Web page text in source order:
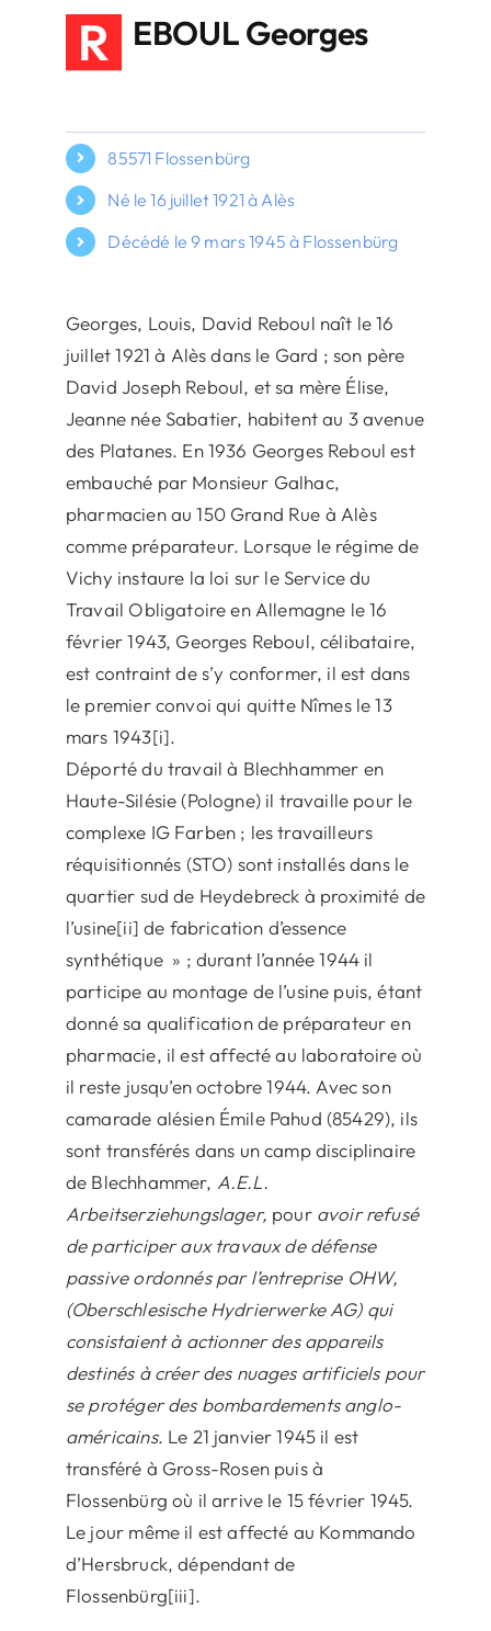
R EBOUL Georges
85571 Flossenbürg
Né le 16 juillet 1921 à Alès
Décédé le 9 mars 1945 à Flossenbürg
Georges, Louis, David Reboul naît le 16
juillet 1921 à Alès dans le Gard ; son père
David Joseph Reboul, et sa mère Élise,
Jeanne née Sabatier, habitent au 3 avenue
des Platanes. En 1936 Georges Reboul est
embauché par Monsieur Galhac,
pharmacien au 150 Grand Rue à Alès
comme préparateur. Lorsque le régime de
Vichy instaure la loi sur le Service du
Travail Obligatoire en Allemagne le 16
février 1943, Georges Reboul, célibataire,
est contraint de s’y conformer, il est dans
le premier convoi qui quitte Nîmes le 13
mars 1943[i].
Déporté du travail à Blechhammer en
Haute-Silésie (Pologne) il travaille pour le
complexe IG Farben ; les travailleurs
réquisitionnés (STO) sont installés dans le
quartier sud de Heydebreck à proximité de
l’usine[ii] de fabrication d’essence
synthétique » ; durant l’année 1944 il
participe au montage de l’usine puis, étant
donné sa qualification de préparateur en
pharmacie, il est affecté au laboratoire où
il reste jusqu’en octobre 1944. Avec son
camarade alésien Émile Pahud (85429), ils
sont transférés dans un camp disciplinaire
de Blechhammer, A.E.L.
Arbeitserziehungslager, pour avoir refusé
de participer aux travaux de défense
passive ordonnés parl’entreprise OHW,
(Oberschlesische Hydrierwerke AG) qui
consistaient à actionner des appareils
destinés à créer des nuages artificiels pour
se protéger des bombardements anglo-
américains. Le 21 janvier 1945 il est
transféré à Gross-Rosen puis à
Flossenbürg où il arrive le 15 février 1945.
Le jour même il est affecté au Kommando
d’Hersbruck, dépendant de
Flossenbürg[iii].